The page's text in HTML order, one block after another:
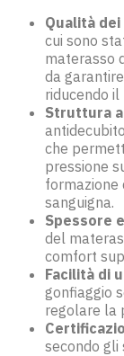
Qualità
cui sono
materasso
da
riducendo il
Struttura
che
pressione
formazione
sanguigna.
Spessore
del
comfort
Facilità di
gonfiaggio
regolare la
secondo gli